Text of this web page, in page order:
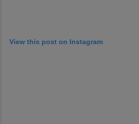
View this post on Instagram